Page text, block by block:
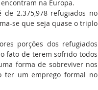
na Europa.
2.375,978 refugiados no
se que seja quase o triplo
porções dos refugiados
fato de terem sofrido todos
forma de sobreviver nos
ter um emprego formal no